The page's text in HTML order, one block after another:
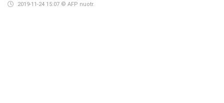
2019-11-24 15:07 © AFP nuotr.